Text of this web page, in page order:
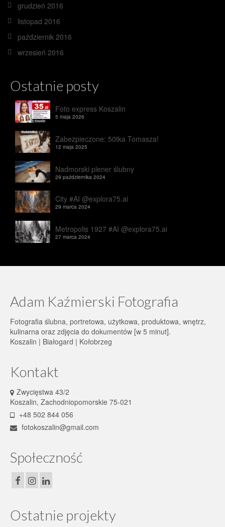
grudzień 2016
listopad 2016
październik 2016
wrzesień 2016
Ostatnie posty
Foto express Koszalin
5 maja 2026
Zabezpieczone: 50tka Tomasza!
12 maja 2025
Nadmorski plener ślubny
29 października 2024
City #AI @explora75.ai
29 marca 2024
Metropolis 1927 #AI @explora75.ai
27 marca 2024
Adam Kaźmierski Fotografia
Fotografia ślubna, portretowa, użytkowa, produktowa, wnętrz,
kulinarna oraz zdjęcia do dokumentów [w 5 minut].
Koszalin | Białogard | Kołobrzeg
Kontakt
Zwycięstwa 43/2
Koszalin, Zachodniopomorskie 75-021
+48 502 844 056
fotokoszalin@gmail.com
Społeczność
Ostatnie projekty